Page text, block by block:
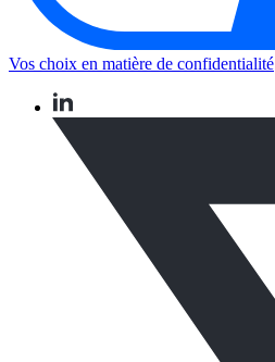
Vos choix en matière de confidentialité